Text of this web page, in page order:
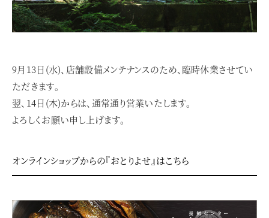
9月13日(水)、店舗設備メンテナンスのため、臨時休業させてい
ただきます。
翌、14日(木)からは、通常通り営業いたします。
よろしくお願い申し上げます。
オンラインショップからの『おとりよせ』はこちら